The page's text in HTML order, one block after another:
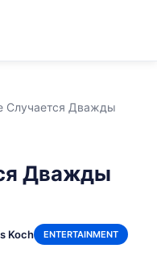
Случается Дважды
Дважды
Koch ENTERTAINMENT